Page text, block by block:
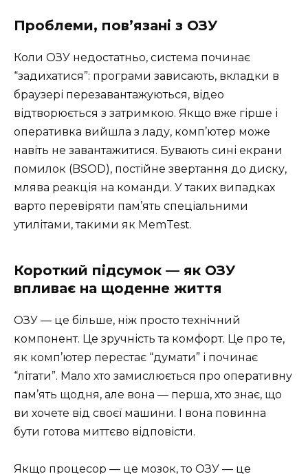
Проблеми, пов’язані з ОЗУ
Коли ОЗУ недостатньо, система починає
“задихатися”: програми зависають, вкладки в
браузері перезавантажуються, відео
відтворюється з затримкою. Якщо вже гірше і
оперативка вийшла з ладу, комп’ютер може
навіть не завантажитися. Бувають сині екрани
помилок (BSOD), постійне звертання до диску,
млява реакція на команди. У таких випадках
варто перевіряти пам’ять спеціальними
утилітами, такими як MemTest.
Короткий підсумок — як ОЗУ
впливає на щоденне життя
ОЗУ — це більше, ніж просто технічний
компонент. Це зручність та комфорт. Це про те,
як комп’ютер перестає “думати” і починає
“літати”. Мало хто замислюється про оперативну
пам’ять щодня, але вона — перша, хто знає, що
ви хочете від своєї машини. І вона повинна
бути готова миттєво відповісти.
Якщо процесор — це мозок, то ОЗУ — це